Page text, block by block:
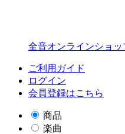
全音オンラインショッ
ご利用ガイド
ログイン
会員登録はこちら
商品
楽曲